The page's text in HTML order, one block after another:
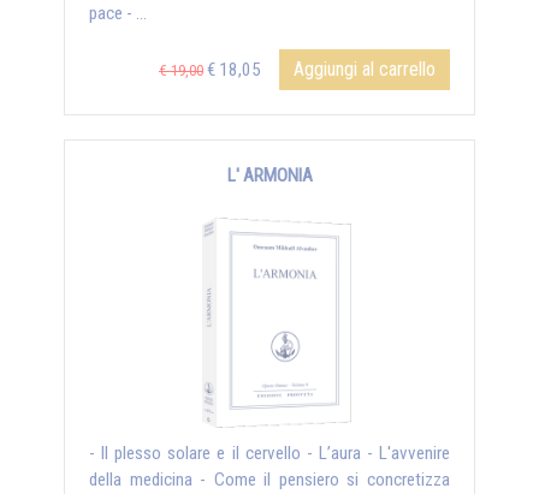
pace - ...
€ 19,00 € 18,05 Aggiungi al carrello
L' ARMONIA
- Il plesso solare e il cervello - L’aura - L'avvenire
della medicina - Come il pensiero si concretizza